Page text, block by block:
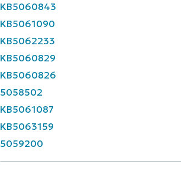
KB5060843
KB5061090
KB5062233
KB5060829
KB5060826
5058502
KB5061087
KB5063159
5059200